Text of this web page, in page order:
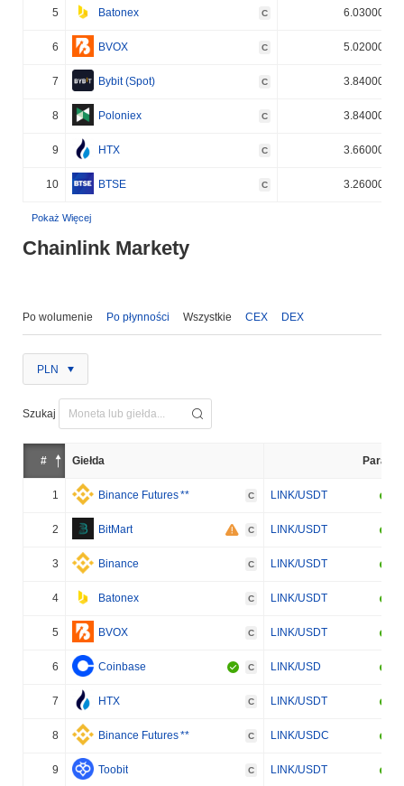
5 Batonex C 6.030000%
6 BVOX C 5.020000%
7 Bybit (Spot) C 3.840000%
8 Poloniex C 3.840000%
9 HTX C 3.660000%
10 BTSE C 3.260000%
Pokaż Więcej
Chainlink Markety
Po wolumenie Po płynności Wszystkie CEX DEX
PLN
Szukaj
# Giełda Para
1 Binance Futures** C LINK/USDT
2 BitMart C LINK/USDT
3 Binance C LINK/USDT
4 Batonex C LINK/USDT
5 BVOX C LINK/USDT
6 Coinbase C LINK/USD
7 HTX C LINK/USDT
8 Binance Futures** C LINK/USDC
9 Toobit C LINK/USDT